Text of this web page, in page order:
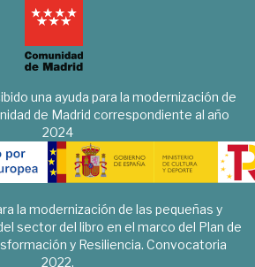
una ayuda para la modernización de
de Madrid correspondiente al año
2024
la modernización de las pequeñas y
sector del libro en el marco del Plan de
y Resiliencia. Convocatoria
2022.